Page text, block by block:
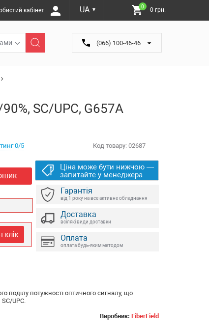
кабінет UA ▼
0 0 грн.
(066) 100-46-46
SC/UPC, G657A
Код товару: 02687
0/5
Ціна може бути нижчою —
запитайте у менеджера
Гарантія
від 1 року на все активне обладнання
Доставка
всілякі види доставки
Оплата
оплата будь-яким методом
поділу потужності оптичного сигналу, що
UPC.
Виробник: FiberField